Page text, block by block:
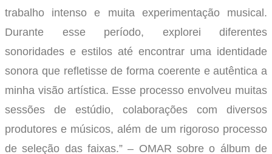
trabalho intenso e muita experimentação musical.
Durante esse período, explorei diferentes
sonoridades e estilos até encontrar uma identidade
sonora que refletisse de forma coerente e autêntica a
minha visão artística. Esse processo envolveu muitas
sessões de estúdio, colaborações com diversos
produtores e músicos, além de um rigoroso processo
de seleção das faixas.” – OMAR sobre o álbum de